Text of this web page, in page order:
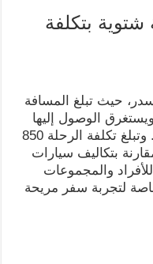
بتكلفة
حيث تبلغ المسافة
كيلومترًا، ويستغرق الوصول إليها
ما بين 2.5 إلى 3 ساعات بالسيارة. وتبلغ تكلفة الرحلة 850
بتكاليف سيارات
للأفراد والمجموعات
لتجربة سفر مريحة